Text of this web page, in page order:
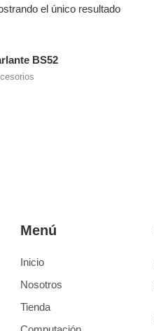
el único resultado
BS52
Menú
Inicio
Nosotros
Tienda